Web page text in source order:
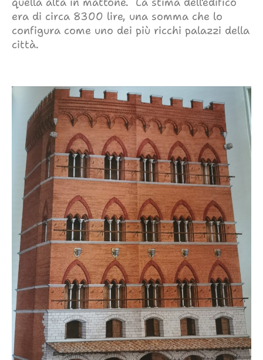
era di circa 8300 lire, una somma che lo
configura come uno dei più ricchi palazzi della
città.